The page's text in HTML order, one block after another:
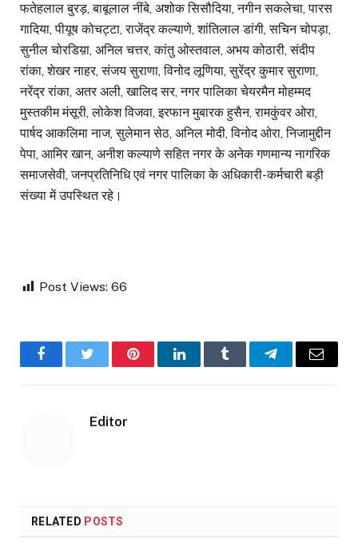
फतेहलाल बुरड़, बाबूलाल नींबे, अशोक सिसौदिया, नगीन सकलेचा, पारस
गादिया, पीयूष कोचट्टा, राजेंद्र कल्याणे, शांतिलाल डांगी, सचिन चोपड़ा,
सुनील चोरडिय़ा, अनिल चत्तर, कांतु ओस्तवाल, अभय कोठारी, संदीप
रांका, शेखर नाहर, संजय सुराणा, विनोद लूणिया, सुरेंद्र कुमार सुराणा,
नरेंद्र रांका, अतर अली, खालिद सर, नगर पालिका चेयरमैन मोहम्मद
मुस्तकीम मंसूरी, लोकेश विजवा, इरफान मुबारक हुसैन, रामकुंवर ओरा,
पार्षद आकलिमा नाज, सुलेमान सेठ, अनिल मोदी, विनोद ओरा, निजामुद्दीन
पेपा, आमिर खान, अनीश कल्याणे सहित नगर के अनेक गणमान्य नागरिक
समाजसेवी, जनप्रतिनिधि एवं नगर पालिका के अधिकारी-कर्मचारी बड़ी
संख्या में उपस्थित रहे।
Post Views: 66
FacebookTwitter PinterestLinkedInTumblr TelegramEmail
Editor
RELATED POSTS